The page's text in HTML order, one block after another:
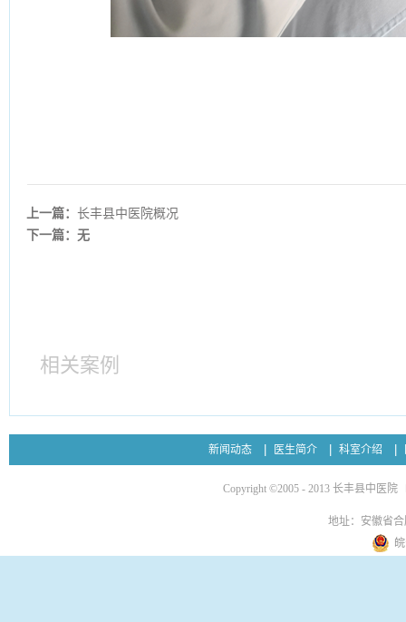
上一篇：长丰县中医院概况
下一篇：无
相关案例
新闻动态 医生简介 科室介绍
Copyright ©2005 - 2013 长丰县中医院
地址：安徽省